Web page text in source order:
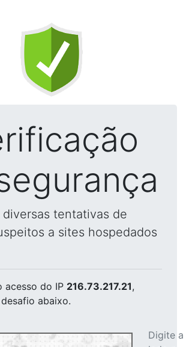
diversas tentativas de
a sites hospedados
acesso do IP 216.73.217.21,
abaixo.
Digite